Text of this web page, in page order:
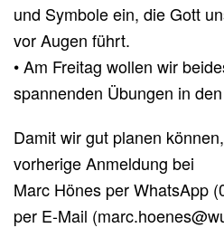
und Symbole ein, die Gott
vor Augen führt.
• Am Freitag wollen wir
spannenden Übungen in
Damit wir gut planen
vorherige Anmeldung bei
Marc Hönes per WhatsApp
per E-Mail